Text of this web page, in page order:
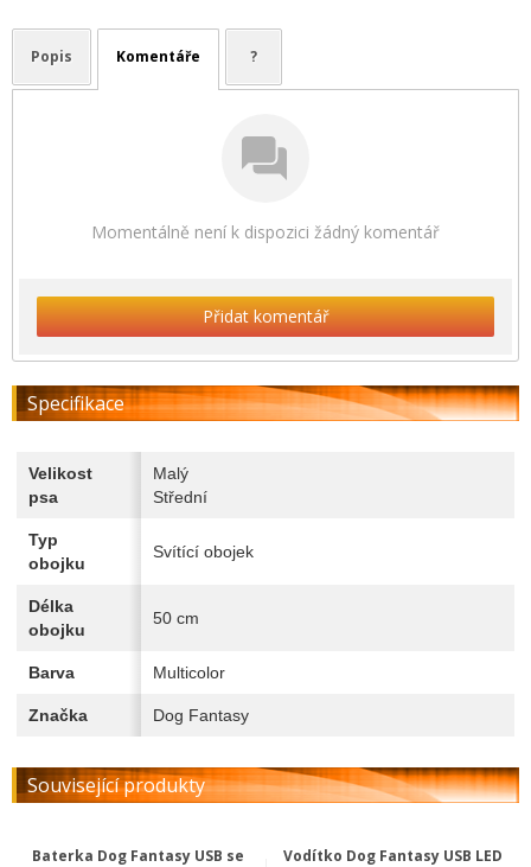
Popis Komentáře ?
Momentálně není k dispozici žádný komentář
Přidat komentář
Specifikace
Velikost
psa
Malý
Střední
Typ
obojku
Svítící obojek
Délka
obojku
50 cm
Barva Multicolor
Značka Dog Fantasy
Související produkty
Baterka Dog Fantasy USB se
Vodítko Dog Fantasy USB LED